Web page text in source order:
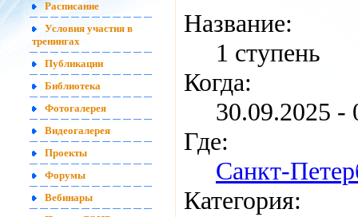
Расписание
Условия участия в
тренингах
Публикации
Библиотека
Фотогалерея
Видеогалерея
Проекты
Форумы
Вебинары
Название:
1 ступень
Когда:
30.09.2025 -
Где:
Санкт-
Категория: